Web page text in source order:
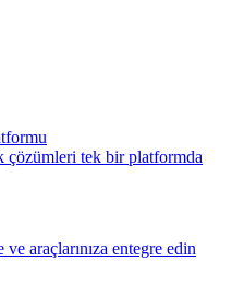
tek bir platformda
araçlarınıza entegre edin